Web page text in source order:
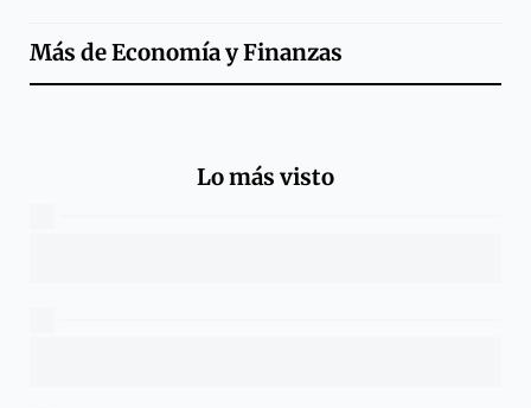
Más deEconomía y Finanzas
Lo más visto